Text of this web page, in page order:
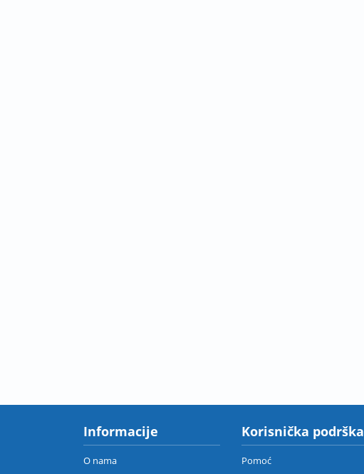
Informacije
O nama
Korisnička podrška
Pomoć